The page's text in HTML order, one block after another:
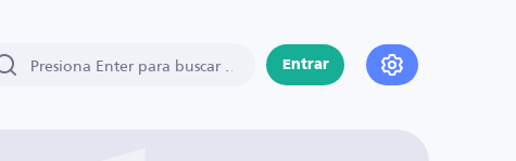
Entrar